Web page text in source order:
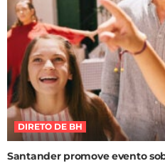
DIRETO DE BH
Santander promove evento